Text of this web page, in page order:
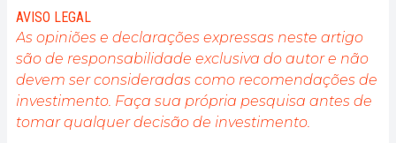
l'engagement de sensibiliser et d'informer le grand
public sur cet écosystème en constante évolution.
Mon objectif est de permettre à chacun de mieux
comprendre la blockchain et de saisir les
opportunités qu'elle offre. Je m'efforce chaque jour
de fournir une analyse objective de l'actualité, de
décrypter les tendances du marché, de relayer les
dernières innovations technologiques et de mettre
AVISO LEGAL
As opiniões e declarações expressas neste artigo
são de responsabilidade exclusiva do autor e não
devem ser consideradas como recomendações de
investimento. Faça sua própria pesquisa antes de
tomar qualquer decisão de investimento.